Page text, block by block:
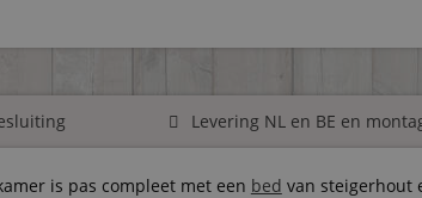
Levering NL en BE en
is pas compleet met een bed van steigerhout